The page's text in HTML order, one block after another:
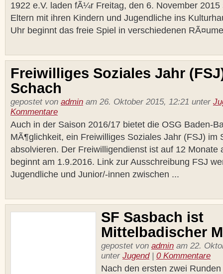
1922 e.V. laden fÃ¼r Freitag, den 6. November
Eltern mit ihren Kindern und Jugendliche ins
Uhr beginnt das freie Spiel in verschiedenen
Freiwilliges Soziales Jahr
Schach
gepostet von admin am 26. Oktober 2015, 12:21 unter
Kommentare
Auch in der Saison 2016/17 bietet die OSG Baden-
MÃ¶glichkeit, ein Freiwilliges Soziales Jahr (FSJ) im
absolvieren. Der Freiwilligendienst ist auf 12 Monate
beginnt am 1.9.2016. Link zur Ausschreibung FSJ
Jugendliche und Junior/-innen zwischen ...
SF Sasbach ist
Mittelbadischer
gepostet von admin am 22.
unter Jugend| 0 Kommentare
Nach den ersten zwei